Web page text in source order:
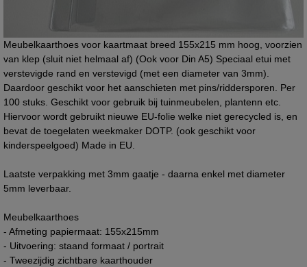
Meubelkaarthoes voor kaartmaat breed 155x215 mm hoog, voorzien
van klep (sluit niet helmaal af) (Ook voor Din A5) Speciaal etui met
verstevigde rand en verstevigd (met een diameter van 3mm).
Daardoor geschikt voor het aanschieten met pins/riddersporen. Per
100 stuks. Geschikt voor gebruik bij tuinmeubelen, plantenn etc.
Hiervoor wordt gebruikt nieuwe EU-folie welke niet gerecycled is, en
bevat de toegelaten weekmaker DOTP. (ook geschikt voor
kinderspeelgoed) Made in EU.
Laatste verpakking met 3mm gaatje - daarna enkel met diameter
5mm leverbaar.
Meubelkaarthoes
- Afmeting papiermaat: 155x215mm
- Uitvoering: staand formaat / portrait
- Tweezijdig zichtbare kaarthouder